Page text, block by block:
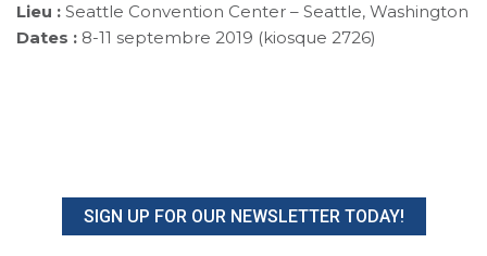
Lieu : Seattle Convention Center – Seattle, Washington
Dates : 8-11 septembre 2019 (kiosque 2726)
SIGN UP FOR OUR NEWSLETTER TODAY!